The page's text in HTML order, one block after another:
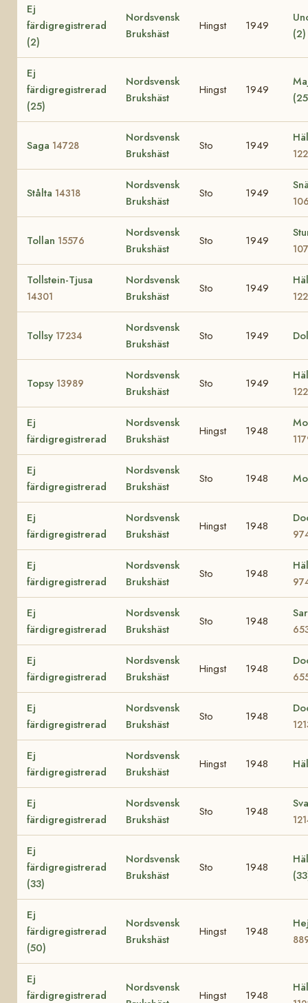
Ej
färdigregistrerad
(2)
Nordsvensk
Brukshäst
Hingst 1949
(2)
Ej
färdigregistrerad
(25)
Nordsvensk
Brukshäst
Hingst 1949
Saga 14728
Nordsvensk
Brukshäst
Sto 1949
Stålta 14318
Nordsvensk
Brukshäst
Sto 1949
Tollan 15576
Nordsvensk
Brukshäst
Sto 1949
Tollstein-Tjusa
14301
Nordsvensk
Brukshäst
Sto 1949
Tollsy 17234
Nordsvensk
Brukshäst
Sto 1949
Topsy 13989
Nordsvensk
Brukshäst
Sto 1949
Ej
färdigregistrerad
Nordsvensk
Brukshäst
Hingst 1948
Ej
färdigregistrerad
Nordsvensk
Brukshäst
Sto 1948
Ej
färdigregistrerad
Nordsvensk
Brukshäst
Hingst 1948
Ej
färdigregistrerad
Nordsvensk
Brukshäst
Sto 1948
Ej
färdigregistrerad
Nordsvensk
Brukshäst
Sto 1948
Ej
färdigregistrerad
Nordsvensk
Brukshäst
Hingst 1948
Ej
färdigregistrerad
Nordsvensk
Brukshäst
Sto 1948
Ej
färdigregistrerad
Nordsvensk
Brukshäst
Hingst 1948
Ej
färdigregistrerad
Nordsvensk
Brukshäst
Sto 1948
Ej
färdigregistrerad
(33)
Nordsvensk
Brukshäst
Sto 1948
Ej
färdigregistrerad
(50)
Nordsvensk
Brukshäst
Hingst 1948
Ej
färdigregistrerad
Nordsvensk
Hingst 1948